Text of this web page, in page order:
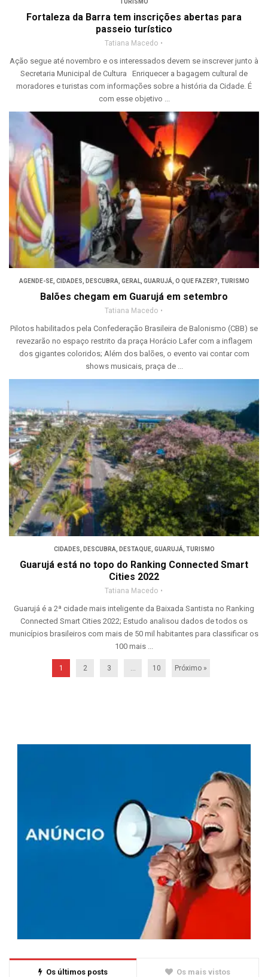
TURISMO
Fortaleza da Barra tem inscrições abertas para
passeio turístico
Tatiana Macedo
Ação segue até novembro e os interessados devem se inscrever junto à
Secretaria Municipal de Cultura Enriquecer a bagagem cultural de
moradores e turistas com informações sobre a história da Cidade. É
com esse objetivo ...
AGENDE-SE, CIDADES, DESCUBRA, GERAL, GUARUJÁ, O QUE FAZER?, TURISMO
Balões chegam em Guarujá em setembro
Tatiana Macedo
Pilotos habilitados pela Confederação Brasileira de Balonismo (CBB) se
revezarão no espaço restrito da praça Horácio Lafer com a inflagem
dos gigantes coloridos; Além dos balões, o evento vai contar com
shows musicais, praça de ...
CIDADES DESCUBRA DESTAQUE, GUARUJÁ TURISMO
Guarujá está no topo do Ranking Connected Smart
Cities 2022
Tatiana Macedo
Guarujá é a 2ª cidade mais inteligente da Baixada Santista no Ranking
Connected Smart Cities 2022; Estudo analisou dados de todos os
municípios brasileiros com mais de 50 mil habitantes para classificar os
100 mais ...
1 2 3 10 Próximo »
Os últimos posts Os mais vistos